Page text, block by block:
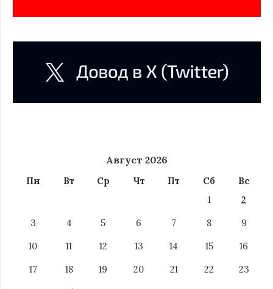
Август 2026
Пн Вт Ср Чт Пт Сб
Вс
1
2
3
4 5 6 7 8
9
10
11 12 13 14 15
16
17
18 19 20 21 22
23